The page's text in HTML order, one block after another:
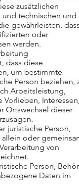
zusätzlichen
technischen und
gewährleisten,
oder
werden.
dass diese
um bestimmte
Person beziehen,
Arbeitsleistung,
Interessen,
Ortswechsel dieser
juristische Person,
oder
von
Person,
Daten im